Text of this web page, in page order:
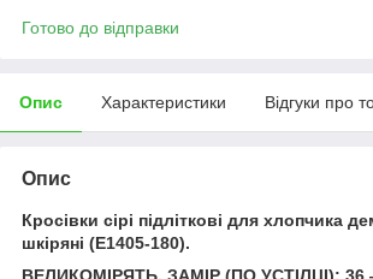
Готово до відправки
Опис Характеристики Відгуки про
Опис
Кросівки сірі підліткові для хлопчика
шкіряні (E1405-180).
ВЕЛИКОМІРЯТЬ. ЗАМІР (ПО УСТІЛЦІ):